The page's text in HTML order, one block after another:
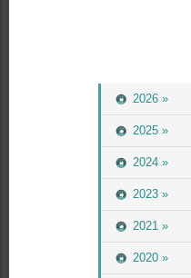
2026 »
2025 »
2024 »
2023 »
2021 »
2020 »